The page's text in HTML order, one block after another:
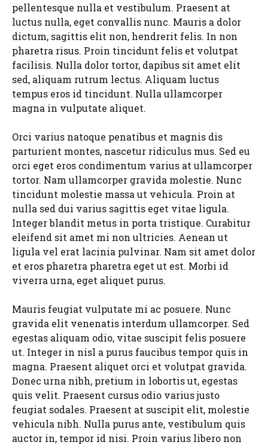
pellentesque nulla et vestibulum. Praesent at
luctus nulla, eget convallis nunc. Mauris a dolor
dictum, sagittis elit non, hendrerit felis. In non
pharetra risus. Proin tincidunt felis et volutpat
facilisis. Nulla dolor tortor, dapibus sit amet elit
sed, aliquam rutrum lectus. Aliquam luctus
tempus eros id tincidunt. Nulla ullamcorper
magna in vulputate aliquet.
Orci varius natoque penatibus et magnis dis
parturient montes, nascetur ridiculus mus. Sed eu
orci eget eros condimentum varius at ullamcorper
tortor. Nam ullamcorper gravida molestie. Nunc
tincidunt molestie massa ut vehicula. Proin at
nulla sed dui varius sagittis eget vitae ligula.
Integer blandit metus in porta tristique. Curabitur
eleifend sit amet mi non ultricies. Aenean ut
ligula vel erat lacinia pulvinar. Nam sit amet dolor
et eros pharetra pharetra eget ut est. Morbi id
viverra urna, eget aliquet purus.
Mauris feugiat vulputate mi ac posuere. Nunc
gravida elit venenatis interdum ullamcorper. Sed
egestas aliquam odio, vitae suscipit felis posuere
ut. Integer in nisl a purus faucibus tempor quis in
magna. Praesent aliquet orci et volutpat gravida.
Donec urna nibh, pretium in lobortis ut, egestas
quis velit. Praesent cursus odio varius justo
feugiat sodales. Praesent at suscipit elit, molestie
vehicula nibh. Nulla purus ante, vestibulum quis
auctor in, tempor id nisi. Proin varius libero non